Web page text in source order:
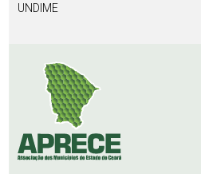
UNDIME